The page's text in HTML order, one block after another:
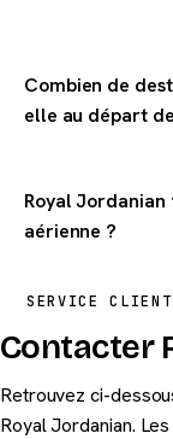
Combien de
elle au départ
départ de la
Royal
aérienne ?
passagers
correspondances
SERVICE CLIENT
Contacter
Retrouvez ci-
Royal Jordanian.